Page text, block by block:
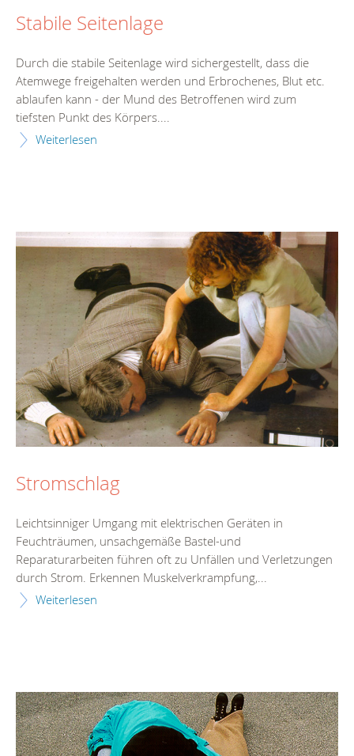
Stabile Seitenlage
Durch die stabile Seitenlage wird sichergestellt, dass die
Atemwege freigehalten werden und Erbrochenes, Blut etc.
ablaufen kann - der Mund des Betroffenen wird zum
tiefsten Punkt des Körpers....
Weiterlesen
Stromschlag
Leichtsinniger Umgang mit elektrischen Geräten in
Feuchträumen, unsachgemäße Bastel-und
Reparaturarbeiten führen oft zu Unfällen und Verletzungen
durch Strom. Erkennen Muskelverkrampfung,...
Weiterlesen